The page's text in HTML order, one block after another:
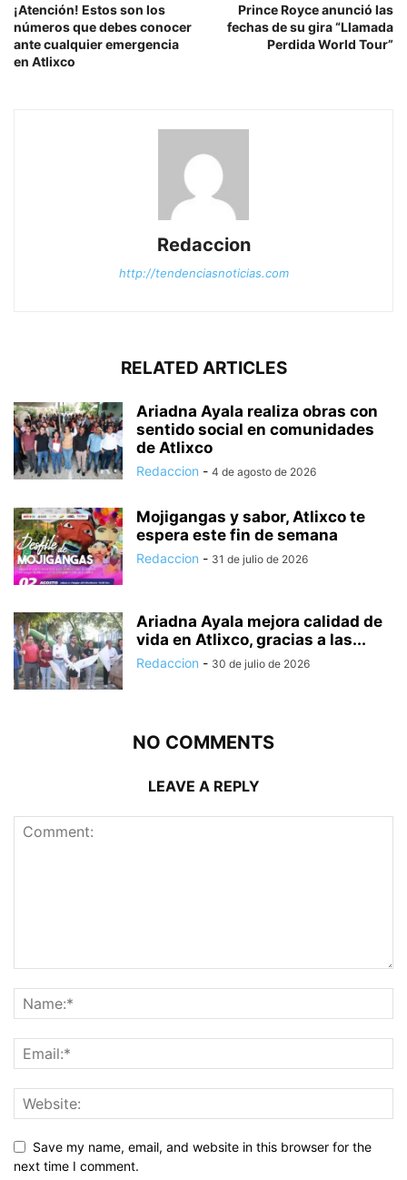
¡Atención! Estos son los
números que debes conocer
ante cualquier emergencia
en Atlixco
Prince Royce anunció las
fechas de su gira “Llamada
Perdida World Tour”
Redaccion
http://tendenciasnoticias.com
RELATED ARTICLES
Ariadna Ayala realiza obras con
sentido social en comunidades
de Atlixco
Redaccion - 4 de agosto de 2026
Mojigangas y sabor, Atlixco te
espera este fin de semana
Redaccion - 31 de julio de 2026
Ariadna Ayala mejora calidad de
vida en Atlixco, gracias a las...
Redaccion - 30 de julio de 2026
NO COMMENTS
LEAVE A REPLY
Save my name, email, and website in this browser for the
next time I comment.